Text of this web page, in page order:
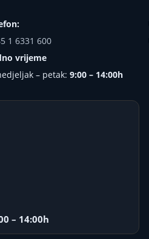
1 6331 600
vrijeme
– petak:9:00 – 14:00h
– 14:00h